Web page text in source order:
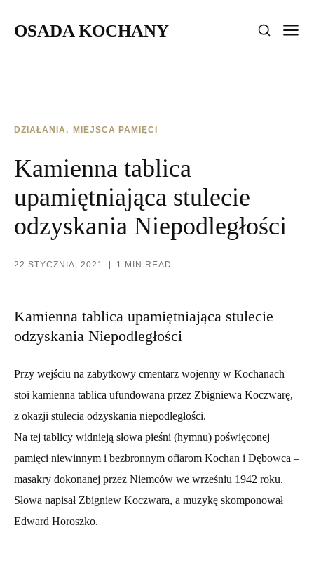
OSADA KOCHANY
DZIAŁANIA MIEJSCA PAMIĘCI
Kamienna tablica
upamiętniająca stulecie
odzyskania Niepodległości
22 STYCZNIA, 2021 1 MIN READ
Kamienna tablica upamiętniająca stulecie
odzyskania Niepodległości
Przy wejściu na zabytkowy cmentarz wojenny w Kochanach
stoi kamienna tablica ufundowana przez Zbigniewa Koczwarę,
z okazji stulecia odzyskania niepodległości.
Na tej tablicy widnieją słowa pieśni (hymnu) poświęconej
pamięci niewinnym i bezbronnym ofiarom Kochan i Dębowca –
masakry dokonanej przez Niemców we wrześniu 1942 roku.
Słowa napisał Zbigniew Koczwara, a muzykę skomponował
Edward Horoszko.